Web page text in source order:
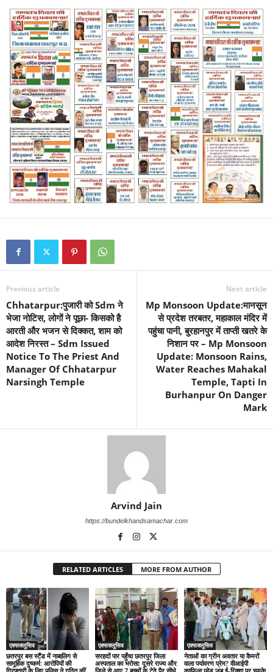
Previous article
Chhatarpur:पुजारी को Sdm ने
भेजा नोटिस, लोगों ने पूछा- किसको है
आरती और भजन से दिक्कत, शाम को
आदेश निरस्त – Sdm Issued
Notice To The Priest And
Manager Of Chhatarpur
Narsingh Temple
Next article
Mp Monsoon Update:मानसून
से प्रदेश तरबतर, महाकाल मंदिर में
पहुंचा पानी, बुरहानपुर में ताप्ती खतरे के
निशान पर – Mp Monsoon
Update: Monsoon Rains,
Water Reaches Mahakal
Temple, Tapti In
Burhanpur On Danger
Mark
Arvind Jain
https://bundelkhandsamachar.com
RELATED ARTICLES MORE FROM AUTHOR
एक्सक्लूसिव
छतरपुर बस स्टैंड में नाबालिग से
सामूहिक दुष्कर्म: आरोपियों की
एक्सक्लूसिव
सरहदों पार पहुँचा छतरपुर जिला
अस्पताल का भरोसा: दूसरे राज्य और
एक्सक्लूसिव
नेताओं का ग्रीन अवतार या कैमरों
वाला पर्यावरण प्रेम? वीआईपी